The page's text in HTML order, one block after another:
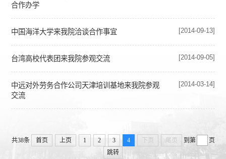
合作办学
中国海洋大学来我院洽谈合作事宜 [2014-09-13]
台湾高校代表团来我院参观交流 [2014-09-05]
中远对外劳务合作公司天津培训基地来我院参观
交流
[2014-03-14]
共38条 首页 上页 1 2 3 4 下页 尾页 到第
页
跳转